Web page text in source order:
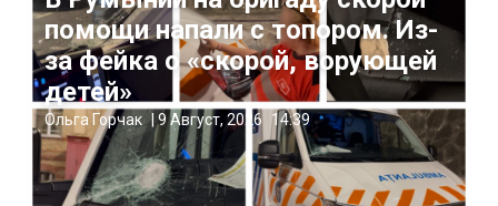
помощи напали с топором. Из-
за фейка о «скорой, ворующей
детей»
Ольга Горчак 9 Август, 2026 14:39